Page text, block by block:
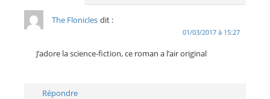
The Flonicles dit :
01/03/2017 à 15:27
J’adore la science-fiction, ce roman a l’air original
Répondre